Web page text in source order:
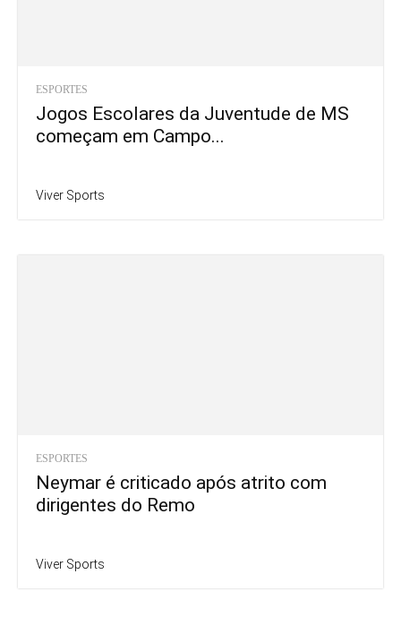
ESPORTES
Jogos Escolares da Juventude de MS
começam em Campo...
Viver Sports
ESPORTES
Neymar é criticado após atrito com
dirigentes do Remo
Viver Sports